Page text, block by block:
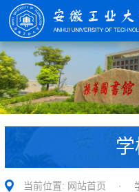
学
当前位置: 网站首页 ·